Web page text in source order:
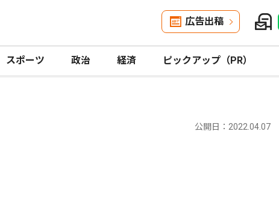
広告出稿
スポーツ 政治 経済 ピックアップ（PR）
公開日：2022.04.07